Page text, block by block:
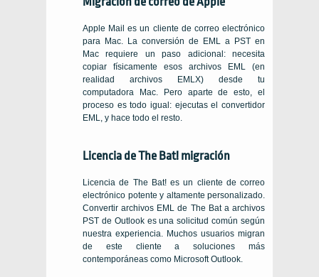
Apple Mail es un cliente de correo electrónico
para Mac. La conversión de EML a PST en
Mac requiere un paso adicional: necesita
copiar físicamente esos archivos EML (en
realidad archivos EMLX) desde tu
computadora Mac. Pero aparte de esto, el
proceso es todo igual: ejecutas el convertidor
EML, y hace todo el resto.
Licencia de The Bat! migración
Licencia de The Bat! es un cliente de correo
electrónico potente y altamente personalizado.
Convertir archivos EML de The Bat a archivos
PST de Outlook es una solicitud común según
nuestra experiencia. Muchos usuarios migran
de este cliente a soluciones más
contemporáneas como Microsoft Outlook.